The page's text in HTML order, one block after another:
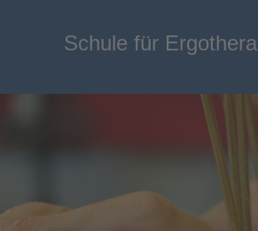
Schule für